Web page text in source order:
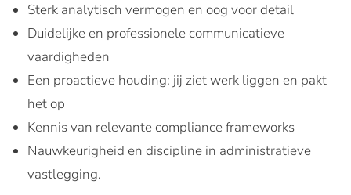
Sterk analytisch vermogen en oog voor detail
Duidelijke en professionele communicatieve
vaardigheden
Een proactieve houding: jij ziet werk liggen en pakt
het op
Kennis van relevante compliance frameworks
Nauwkeurigheid en discipline in administratieve
vastlegging.